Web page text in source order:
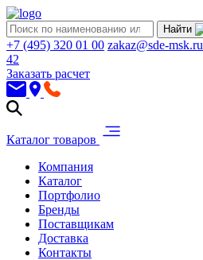
Найти
+7 (495) 320 01 00 zakaz@sde-msk.ru
42
Заказать расчет
Каталог товаров
Компания
Каталог
Портфолио
Бренды
Поставщикам
Доставка
Контакты